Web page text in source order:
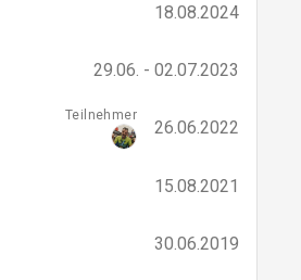
18.08.2024
29.06. - 02.07.2023
Teilnehmer
26.06.2022
15.08.2021
30.06.2019